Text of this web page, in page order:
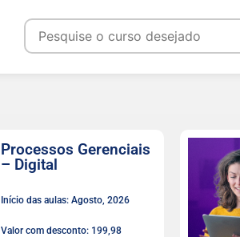
Processos Gerenciais
– Digital
Início das aulas: Agosto, 2026
Valor com desconto: 199,98